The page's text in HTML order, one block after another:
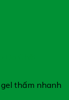
thấm nhanh